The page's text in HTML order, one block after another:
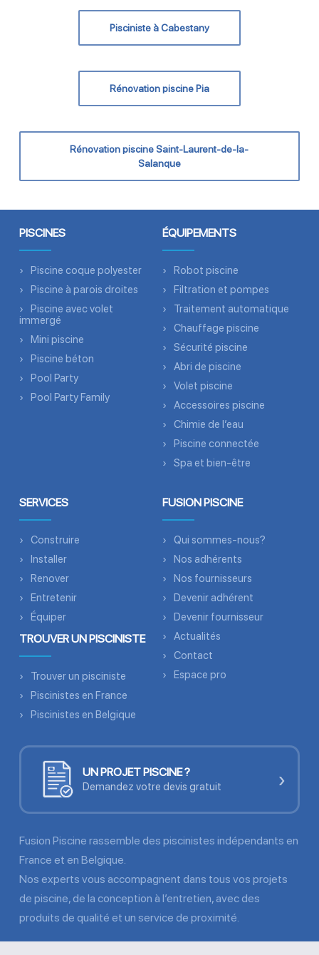
Pisciniste à Cabestany
Rénovation piscine Pia
Rénovation piscine Saint-Laurent-de-la-
Salanque
PISCINES
Piscine coque polyester
Piscine à parois droites
Piscine avec volet
immergé
Mini piscine
Piscine béton
Pool Party
Pool Party Family
ÉQUIPEMENTS
Robot piscine
Filtration et pompes
Traitement automatique
Chauffage piscine
Sécurité piscine
Abri de piscine
Volet piscine
Accessoires piscine
Chimie de l’eau
Piscine connectée
Spa et bien-être
SERVICES
Construire
Installer
Renover
Entretenir
Équiper
TROUVER UN PISCINISTE
Trouver un pisciniste
Piscinistes en France
Piscinistes en Belgique
FUSION PISCINE
Qui sommes-nous?
Nos adhérents
Nos fournisseurs
Devenir adhérent
Devenir fournisseur
Actualités
Contact
Espace pro
UN PROJET PISCINE ?
Demandez votre devis gratuit ›
Fusion Piscine rassemble des piscinistes indépendants en
France et en Belgique.
Nos experts vous accompagnent dans tous vos projets
de piscine, de la conception à l’entretien, avec des
produits de qualité et un service de proximité.